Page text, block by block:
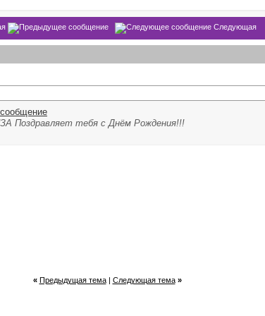
Следующая
Поздравляет тебя с Днём Рождения!!!
« Предыдущая тема| Следующая тема »